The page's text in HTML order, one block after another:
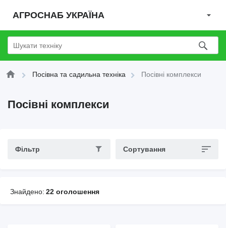
АГРОСНАБ УКРАЇНА
Посівна та садильна техніка Посівні комплекси
Посівні комплекси
Фільтр Сортування
Знайдено: 22 оголошення